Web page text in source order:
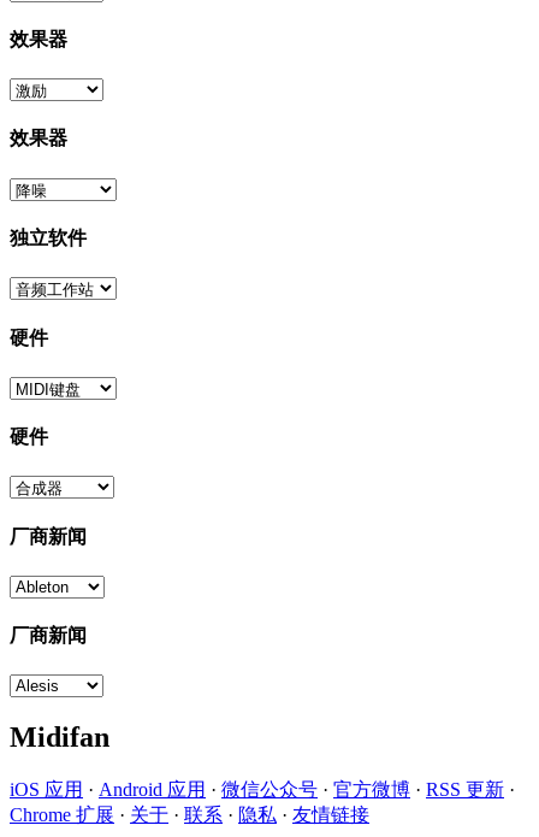
效果器
效果器
独立软件
硬件
硬件
厂商新闻
厂商新闻
Midifan
iOS 应用 · Android 应用 · 微信公众号 · 官方微博 · RSS 更新 ·
Chrome 扩展 · 关于 · 联系 · 隐私 · 友情链接